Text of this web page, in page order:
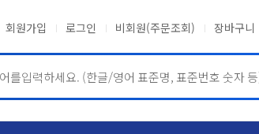
회원가입 로그인 비회원(주문조회) 장바구니